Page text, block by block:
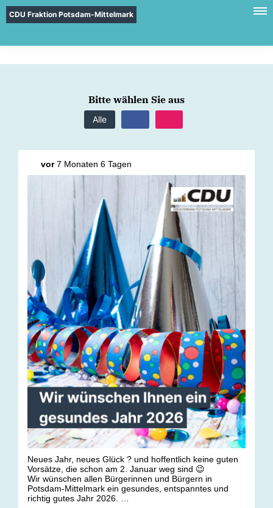
CDU Fraktion Potsdam-Mittelmark
Bitte wählen Sie aus
Alle
vor7 Monaten 6 Tagen
Neues Jahr, neues Glück ? und hoffentlich keine guten
Vorsätze, die schon am 2. Januar weg sind 😉
Wir wünschen allen Bürgerinnen und Bürgern in
Potsdam-Mittelmark ein gesundes, entspanntes und
richtig gutes Jahr 2026.